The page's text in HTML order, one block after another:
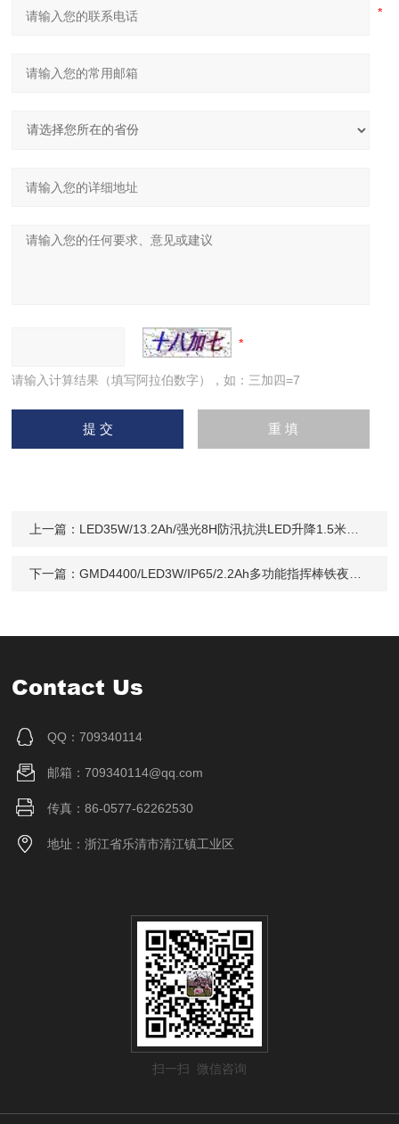
请输入计算结果（填写阿拉伯数字），如：三加四=7
上一篇： LED35W/13.2Ah/强光8H防汛抗洪LED升降1.5米轻便式工作灯电量显示
下一篇：GMD4400/LED3W/IP65/2.2Ah多功能指挥棒铁夜间铁路飞机场信号警示灯
Contact Us
QQ：709340114
邮箱：709340114@qq.com
传真：86-0577-62262530
地址：浙江省乐清市清江镇工业区
扫一扫 微信咨询